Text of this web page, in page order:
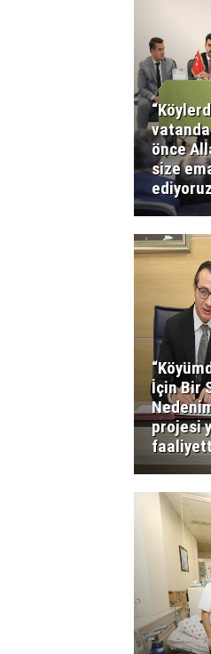
önce
size
İçin Bir
projesi